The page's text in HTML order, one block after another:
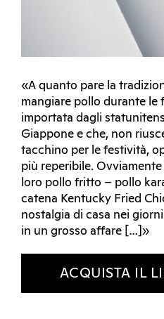
«A quanto pare la
mangiare pollo durante le
importata dagli
Giappone e che, non
tacchino per le festività,
più reperibile.
loro pollo fritto – pollo
catena Kentucky Fried
nostalgia di casa nei
in un grosso affare […]»
ACQUISTA IL